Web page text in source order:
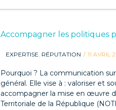
Accompagner les politiques
EXPERTISE, RÉPUTATION / 11 AVRIL
Pourquoi ? La communication
général. Elle vise à : valoriser et
accompagner la mise en œuvre
Territoriale de la République